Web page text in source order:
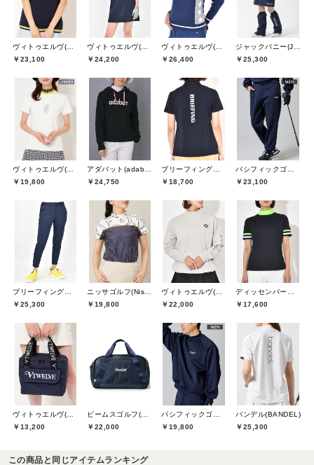
￥23,100
￥24,200
￥26,400
￥25,300
￥19,800
￥24,750
￥18,700
￥23,100
￥25,300
￥19,800
￥22,000
￥17,600
￥13,200
￥22,000
￥19,800
バンデル(BANDEL)
￥25,300
この商品と同じアイテムランキング